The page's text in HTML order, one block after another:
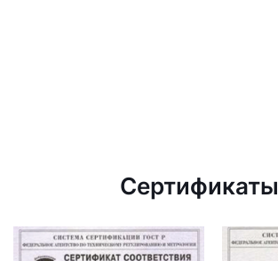
Сертификаты